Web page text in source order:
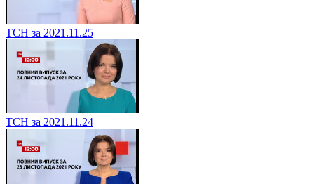
ТСН за 2021.11.25
ТСН за 2021.11.24